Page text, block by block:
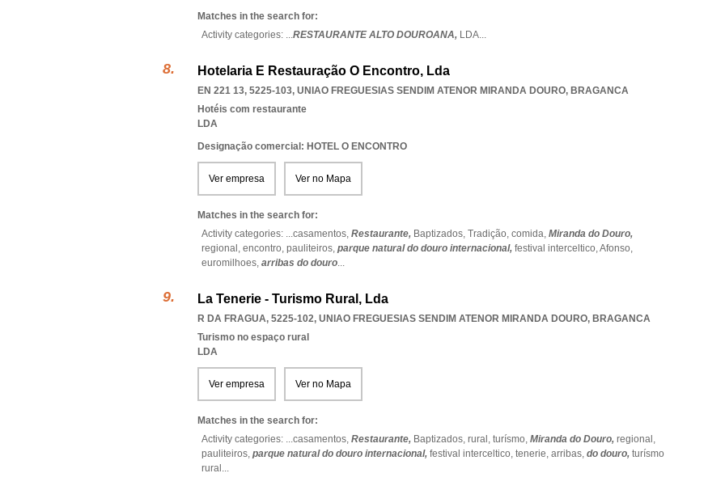
Matches in the search for:
Activity categories: ...RESTAURANTE ALTO DOUROANA, LDA...
Hotelaria E Restauração O Encontro, Lda
EN 221 13, 5225-103, UNIAO FREGUESIAS SENDIM ATENOR MIRANDA DOURO, BRAGANCA
Hotéis com restaurante
LDA
Designação comercial: HOTEL O ENCONTRO
Ver empresa Ver no Mapa
Matches in the search for:
Activity categories: ...casamentos, Restaurante, Baptizados, Tradição, comida, Miranda do Douro,
regional, encontro, pauliteiros, parque natural do douro internacional, festival interceltico,Afonso,
euromilhoes, arribas do douro...
La Tenerie - Turismo Rural, Lda
R DA FRAGUA, 5225-102, UNIAO FREGUESIAS SENDIM ATENOR MIRANDA DOURO, BRAGANCA
Turismo no espaço rural
LDA
Ver empresa Ver no Mapa
Matches in the search for:
Activity categories: ...casamentos, Restaurante, Baptizados, rural, turísmo, Miranda do Douro, regional,
pauliteiros, parque natural do douro internacional, festival interceltico, tenerie, arribas, do douro, turísmo
rural ...